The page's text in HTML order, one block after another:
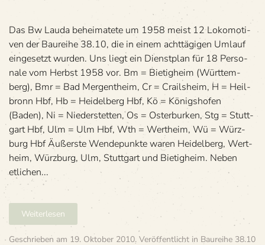
Bw Lauda
Das Bw Lauda behei­ma­tete um 1958 meist 12 Loko­mo­ti­
ven der Bau­reihe 38.10, die in einem acht­tä­gi­gen Umlauf
ein­ge­setzt wur­den. Uns liegt ein Dienst­plan für 18 Per­so­
nale vom Herbst 1958 vor. Bm = Bie­tig­heim (Würt­tem­
berg), Bmr = Bad Mer­gen­theim, Cr = Crails­heim, H = Heil­
bronn Hbf, Hb = Hei­del­berg Hbf, Kö = Königs­ho­fen
(Baden), Ni = Nie­der­stet­ten, Os = Oster­bur­ken, Stg = Stutt­
gart Hbf, Ulm = Ulm Hbf, Wth = Wert­heim, Wü = Würz­
burg Hbf Äußerste Wen­de­punkte waren Hei­del­berg, Wert­
heim, Würz­burg, Ulm, Stutt­gart und Bie­tig­heim. Neben
etli­chen...
Weiterlesen
Geschrieben am 19. Oktober 2010. Veröffentlicht in Baureihe 38.10